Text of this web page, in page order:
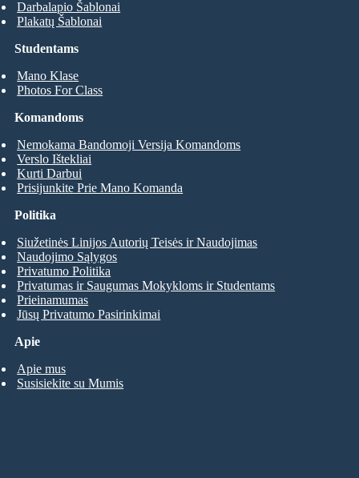
Studentams
Mano Klase
Photos For Class
Darbalapio Šablonai
Plakatų Šablonai
Komandoms
Nemokama Bandomoji Versija Komandoms
Verslo Ištekliai
Kurti Darbui
Prisijunkite Prie Mano Komanda
Apie
Apie mus
Susisiekite su Mumis
Politika
Siužetinės Linijos Autorių Teisės ir Naudojimas
Naudojimo Sąlygos
Privatumo Politika
Privatumas ir Saugumas Mokykloms ir Studentams
Prieinamumas
Jūsų Privatumo Pasirinkimai